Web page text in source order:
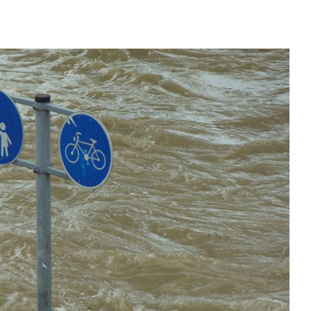
Larunbatean Plentziako Itsas
Martxa ospatuko da
2026/07/07
SOINUGELA: Paul McCartney eta
Ringo Starr-en lan berriak
2026/07/03